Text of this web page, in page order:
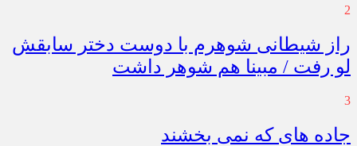
2
راز شیطانی شوهرم با دوست دختر سابقش
لو رفت / مبینا هم شوهر داشت
3
جاده های که نمی بخشند